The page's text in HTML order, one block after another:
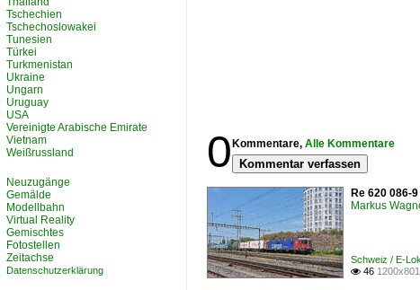
0 Kommentare, Alle Kommentare
Kommentar verfassen
Re 620 086-
Markus
Schweiz / E-
 46
Tschechien
Tschechoslowakei
Tunesien
Türkei
Turkmenistan
Ukraine
Ungarn
Uruguay
USA
Vereinigte Arabische Emirate
Vietnam
Weißrussland
Neuzugänge
Gemälde
Modellbahn
Virtual Reality
Gemischtes
Fotostellen
Zeitachse
Datenschutzerklärung